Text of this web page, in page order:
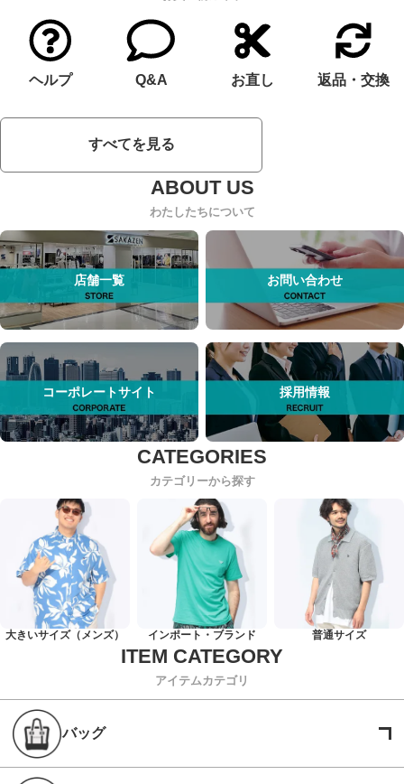
ヘルプ Q&A お直し 返品・交換
すべてを見る
わたしたちについて
店舗一覧 お問い合わせ
コーポレートサイト 採用情報
カテゴリーから探す
大きいサイズ（メンズ） インポート・ブランド 普通サイズ
アイテムカテゴリ
バッグ